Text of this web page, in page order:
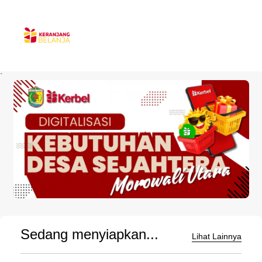
`
Sedang menyiapkan... Lihat Lainnya